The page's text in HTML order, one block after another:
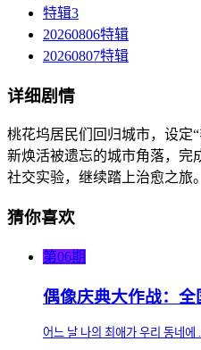
特辑3
20260806特辑
20260807特辑
详细剧情
桃花坞居民们回归城市，设定
新焕活被遗忘的城市角落，完
社交实验，继续踏上治愈之旅。
猜你喜欢
第06期
偶像庆典大作战：全
어느 날 나의 최애가 우리 동네에